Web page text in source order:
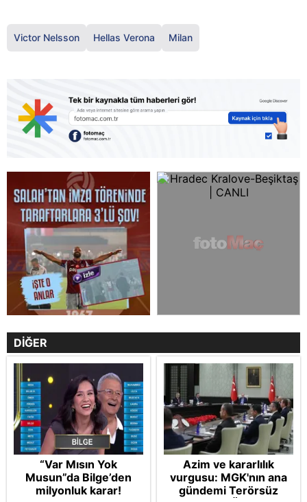
Victor Nelsson Hellas Verona Milan
DİĞER
“Var Mısın Yok
Musun”da Bilge’den
milyonluk karar!
Azim ve kararlılık
vurgusu: MGK'nın ana
gündemi Terörsüz